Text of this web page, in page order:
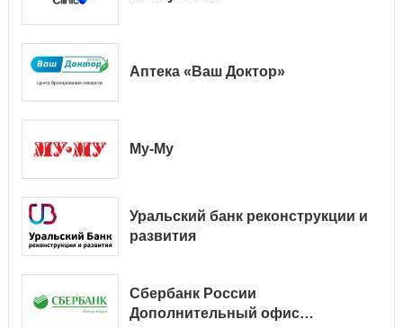
Аптека «Ваш Доктор»
Му-Му
Уральский банк реконструкции и
развития
Сбербанк России
Дополнительный офис